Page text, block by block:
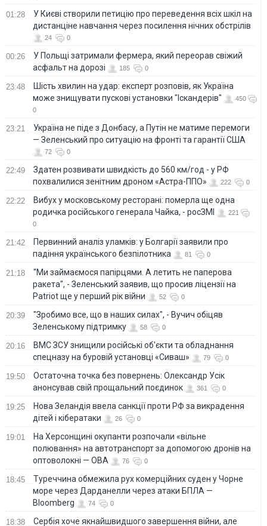
01:28
У Києві створили петицію про переведення всіх шкіл на
дистанціне навчання через посилення нічних обстрілів
24 0
00:26
У Польщі затримали фермера, який переорав свіжий
асфальт на дорозі
185 0
23:48
Шість хвилин на удар: експерт розповів, як Україна
може знищувати пускові установки "Іскандерів"
450
0
23:21
Україна не піде з Донбасу, а Путін не матиме перемоги
— Зеленський про ситуацію на фронті та гарантії США
72 0
22:49
Здатен розвивати швидкість до 560 км/год - у РФ
похвалилися зенітним дроном «Астра-ППО»
222 0
22:22
Вибух у московському ресторані: померла ще одна
родичка російського генерала Чайка, - росЗМІ
221
0
21:42
Первинний аналіз уламків: у Болгарії заявили про
падіння українського безпілотника
81 0
21:18
"Ми займаємося папірцями. А летить не паперова
ракета", - Зеленський заявив, що просив ліцензії на
Patriot ще у перший рік війни
52 0
20:39
"Зробимо все, що в наших силах", - Вучич обіцяв
Зеленському підтримку
58 0
20:16
ВМС ЗСУ знищили російські об'єкти та обладнання
спецназу на буровій установці «Сиваш»
79 0
19:50
Остаточна точка без повернень: Олександр Усік
анонсував свій прощальний поєдинок
361 0
19:25
Нова Зеландія ввела санкції проти РФ за викрадення
дітей і кібератаки
26 0
19:01
На Херсонщині окупанти розпочали «вільне
полювання» на автотранспорт за допомогою дронів на
оптоволокні — ОВА
76 0
18:45
Туреччина обмежила рух комерційних суден у Чорне
море через Дарданелли через атаки БПЛА —
Bloomberg
74 0
18:38 Сербія хоче якнайшвидшого завершення війни, але